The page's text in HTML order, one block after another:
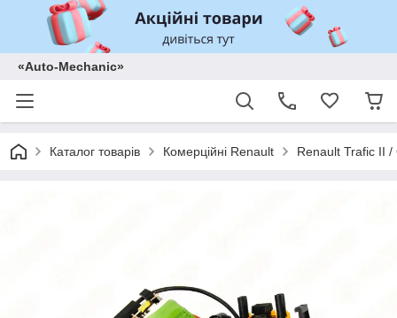
«Auto-Mechanic»
Каталог товарів Комерційні Renault Renault Trafic II